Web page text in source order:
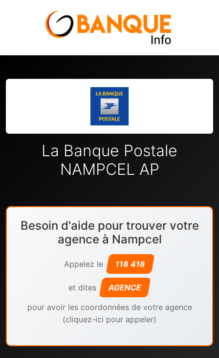
La Banque Postale
NAMPCEL AP
Besoin d'aide pour trouver votre
agence à Nampcel
Appelez le 118 418
et dites AGENCE
pour avoir les coordonnées de votre agence
(cliquez-ici pour appeler)